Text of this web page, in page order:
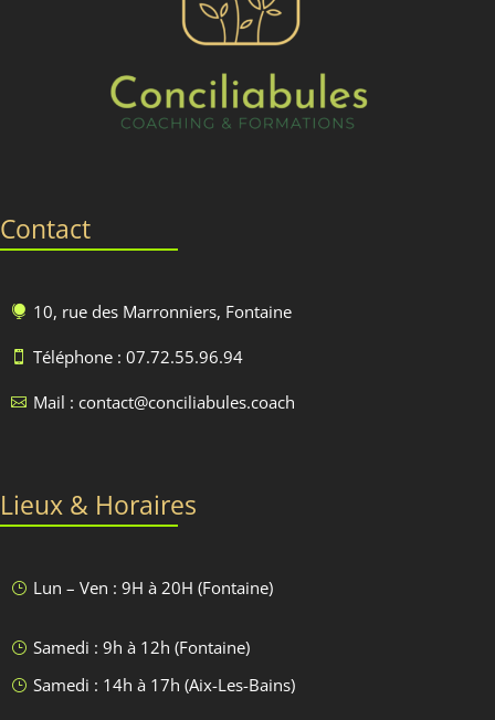
Contact
 10, rue des Marronniers, Fontaine
 Téléphone : 07.72.55.96.94
 Mail : contact@conciliabules.coach
Lieux & Horaires
} Lun – Ven : 9H à 20H (Fontaine)
} Samedi : 9h à 12h (Fontaine)
} Samedi : 14h à 17h (Aix-Les-Bains)